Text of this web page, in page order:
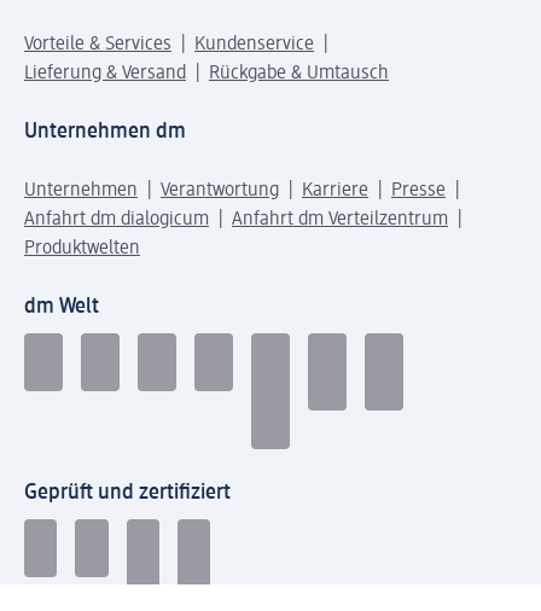
Vorteile & Services
Kundenservice
Lieferung & Versand
Rückgabe & Umtausch
Unternehmen dm
Unternehmen Verantwortung Karriere
Presse
Anfahrt dm dialogicum
Anfahrt dm Verteilzentrum
Produktwelten
dm Welt
Geprüft und zertifiziert